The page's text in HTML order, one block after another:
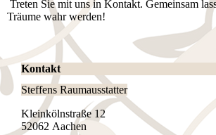
Treten Sie mit uns in Kontakt. Gemeinsam
Träume wahr werden!
Kontakt
Steffens Raumausstatter
Kleinkölnstraße 12
52062 Aachen